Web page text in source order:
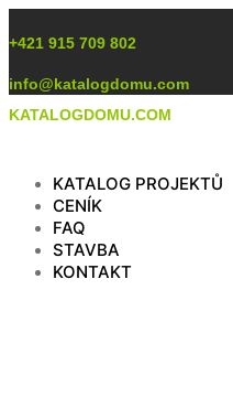
obsah
+421 915 709 802
info@katalogdomu.com
KATALOGDOMU.COM
KATALOG PROJEKTŮ
CENÍK
FAQ
STAVBA
KONTAKT